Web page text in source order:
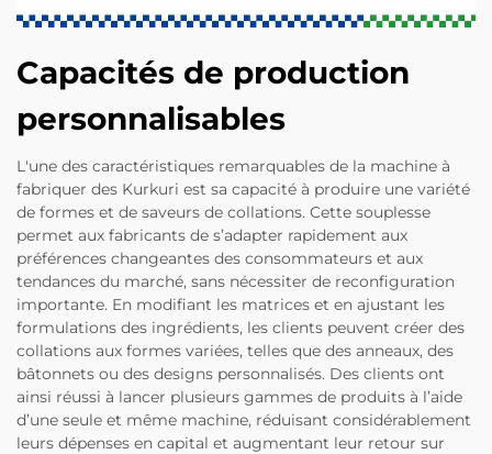
Capacités de production
personnalisables
L'une des caractéristiques remarquables de la machine à
fabriquer des Kurkuri est sa capacité à produire une variété
de formes et de saveurs de collations. Cette souplesse
permet aux fabricants de s’adapter rapidement aux
préférences changeantes des consommateurs et aux
tendances du marché, sans nécessiter de reconfiguration
importante. En modifiant les matrices et en ajustant les
formulations des ingrédients, les clients peuvent créer des
collations aux formes variées, telles que des anneaux, des
bâtonnets ou des designs personnalisés. Des clients ont
ainsi réussi à lancer plusieurs gammes de produits à l’aide
d’une seule et même machine, réduisant considérablement
leurs dépenses en capital et augmentant leur retour sur